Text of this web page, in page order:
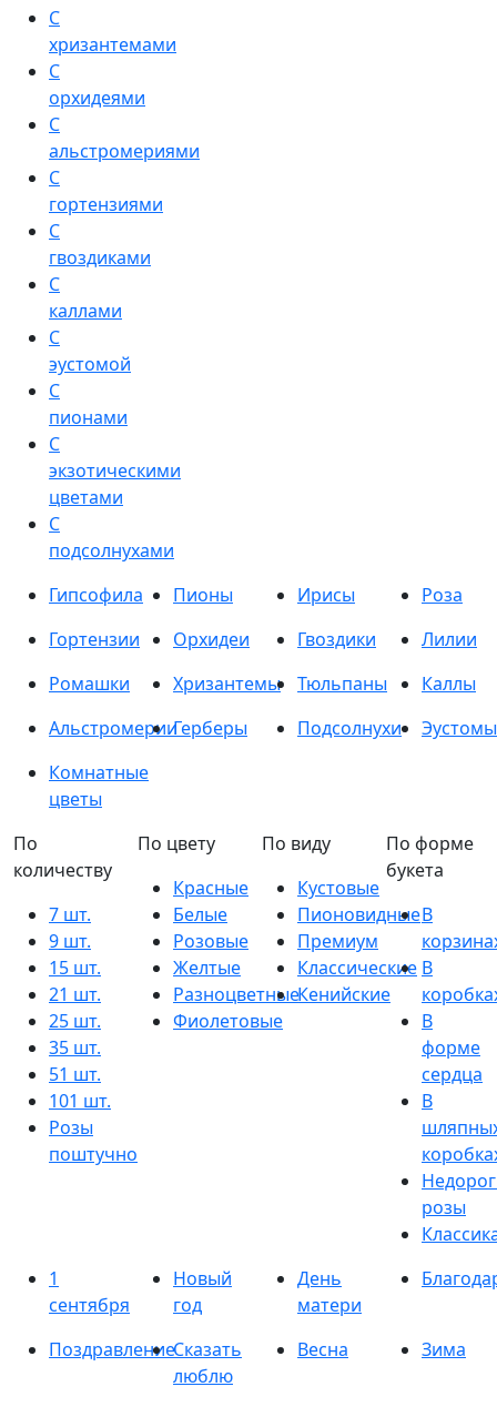
С
хризантемами
С
орхидеями
С
альстромериями
С
гортензиями
С
гвоздиками
С
каллами
С
эустомой
С
пионами
С
экзотическими
цветами
С
подсолнухами
Гипсофила
Пионы Ирисы
Роза
Гортензии
Орхидеи Гвоздики
Лилии
Ромашки
Хризантемы Тюльпаны
Каллы
АльстромерииГерберы Подсолнухи
Эустомы
Комнатные
цветы
По
количеству
7 шт.
9 шт.
15 шт.
21 шт.
25 шт.
35 шт.
51 шт.
101 шт.
Розы
поштучно
По цвету
Красные
Белые
Розовые
Желтые
Разноцветные
Фиолетовые
По виду
Кустовые
Пионовидные
Премиум
Классические
Кенийские
По форме
букета
В
В
В
форме
сердца
В
розы
1
сентября
Новый
год
День
матери
ПоздравлениеСказать
люблю
Весна Зима